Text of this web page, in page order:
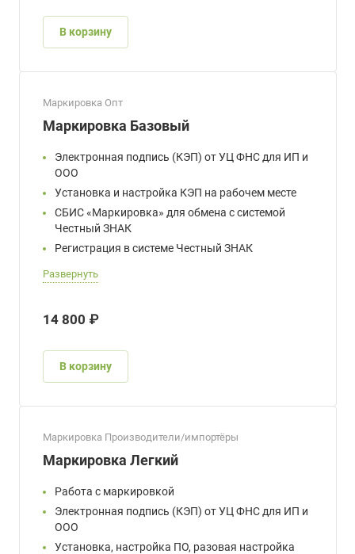
В корзину
Маркировка Опт
Маркировка Базовый
Электронная подпись (КЭП) от УЦ ФНС для ИП и
ООО
Установка и настройка КЭП на рабочем месте
СБИС «Маркировка» для обмена с системой
Честный ЗНАК
Регистрация в системе Честный ЗНАК
Развернуть
14 800 ₽
В корзину
Маркировка Производители/импортёры
Маркировка Легкий
Работа с маркировкой
Электронная подпись (КЭП) от УЦ ФНС для ИП и
ООО
Установка, настройка ПО, разовая настройка